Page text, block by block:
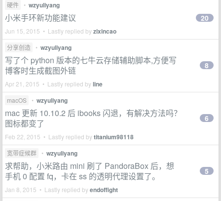
硬件 • wzyuliyang
小米手环新功能建议
Jun 15, 2015 • Lastly replied byzixincao
20
分享创造 • wzyuliyang
写了个 python 版本的七牛云存储辅助脚本,方便写
博客时生成截图外链
Apr 21, 2015 • Lastly replied byline
8
macOS • wzyuliyang
mac 更新 10.10.2 后 ibooks 闪退，有解决方法吗？
图标都变了
Feb 22, 2015 • Lastly replied bytitanium98118
6
宽带症候群 • wzyuliyang
求帮助，小米路由 mini 刷了 PandoraBox 后，想
手机 0 配置 fq，卡在 ss 的透明代理设置了。
Jan 8, 2015 • Lastly replied byendoffight
5